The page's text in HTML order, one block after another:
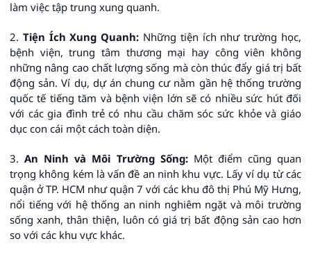
làm việc tập trung xung quanh.
2. Tiện Ích Xung Quanh: Những tiện ích như trường học,
bệnh viện, trung tâm thương mại hay công viên không
những nâng cao chất lượng sống mà còn thúc đẩy giá trị bất
động sản. Ví dụ, dự án chung cư nằm gần hệ thống trường
quốc tế tiếng tăm và bệnh viện lớn sẽ có nhiều sức hút đối
với các gia đình trẻ có nhu cầu chăm sóc sức khỏe và giáo
dục con cái một cách toàn diện.
3.An Ninh và Môi Trường Sống:Một điểm cũng quan
trọng không kém là vấn đề an ninh khu vực. Lấy ví dụ từ các
quận ở TP. HCM như quận 7 với các khu đô thị Phú Mỹ Hưng,
nổi tiếng với hệ thống an ninh nghiêm ngặt và môi trường
sống xanh, thân thiện, luôn có giá trị bất động sản cao hơn
so với các khu vực khác.